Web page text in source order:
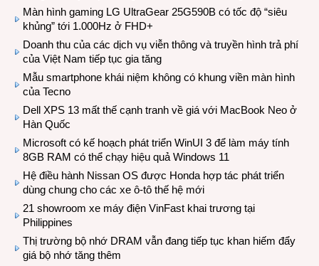
Màn hình gaming LG UltraGear 25G590B có tốc độ “siêu
khủng” tới 1.000Hz ở FHD+
Doanh thu của các dịch vụ viễn thông và truyền hình trả phí
của Việt Nam tiếp tục gia tăng
Mẫu smartphone khái niệm không có khung viền màn hình
của Tecno
Dell XPS 13 mất thế cạnh tranh về giá với MacBook Neo ở
Hàn Quốc
Microsoft có kế hoạch phát triển WinUI 3 để làm máy tính
8GB RAM có thể chạy hiệu quả Windows 11
Hệ điều hành Nissan OS được Honda hợp tác phát triển
dùng chung cho các xe ô-tô thế hệ mới
21 showroom xe máy điện VinFast khai trương tại
Philippines
Thị trường bộ nhớ DRAM vẫn đang tiếp tục khan hiếm đẩy
giá bộ nhớ tăng thêm